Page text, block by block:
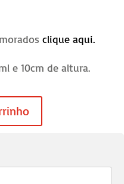
clique aqui.
e 10cm de altura.